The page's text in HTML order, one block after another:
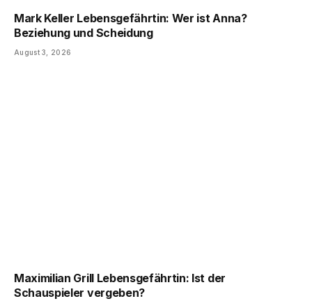
Mark Keller Lebensgefährtin: Wer ist Anna?
Beziehung und Scheidung
August 3, 2026
Maximilian Grill Lebensgefährtin: Ist der
Schauspieler vergeben?